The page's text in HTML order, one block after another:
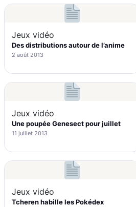
Jeux vidéo
Des distributions autour de l’anime
2 août 2013
Jeux vidéo
Une poupée Genesect pour juillet
11 juillet 2013
Jeux vidéo
Tcheren habille les Pokédex